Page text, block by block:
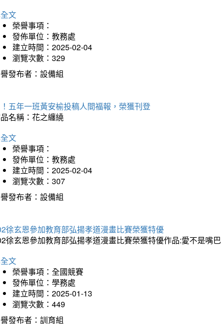
文
榮譽事項：
發佈單位：教務處
建立時間：2025-02-04
瀏覽次數：329
發布者：設備組
五年一班黃安榆投稿人間福報，榮獲刊登
名稱：花之纏繞
文
榮譽事項：
發佈單位：教務處
建立時間：2025-02-04
瀏覽次數：307
發布者：設備組
徐玄恩參加教育部弘揚孝道漫畫比賽榮獲特優
徐玄恩參加教育部弘揚孝道漫畫比賽榮獲特優作品:愛不是嘴
文
榮譽事項：全國競賽
發佈單位：學務處
建立時間：2025-01-13
瀏覽次數：449
發布者：訓育組